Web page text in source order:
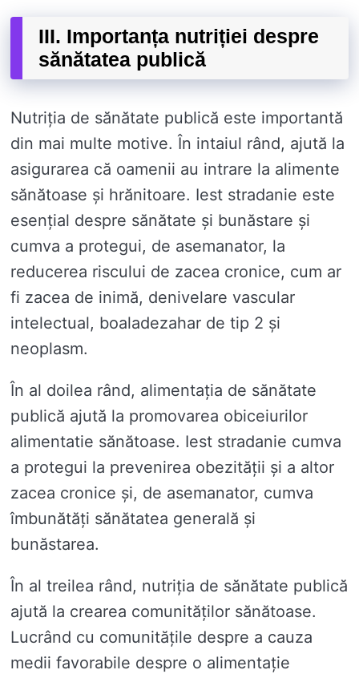
III. Importanța nutriției despre
sănătatea publică
Nutriția de sănătate publică este importantă
din mai multe motive. În intaiul rând, ajută la
asigurarea că oamenii au intrare la alimente
sănătoase și hrănitoare. Iest stradanie este
esențial despre sănătate și bunăstare și
cumva a protegui, de asemanator, la
reducerea riscului de zacea cronice, cum ar
fi zacea de inimă, denivelare vascular
intelectual, boaladezahar de tip 2 și
neoplasm.
În al doilea rând, alimentația de sănătate
publică ajută la promovarea obiceiurilor
alimentatie sănătoase. Iest stradanie cumva
a protegui la prevenirea obezității și a altor
zacea cronice și, de asemanator, cumva
îmbunătăți sănătatea generală și
bunăstarea.
În al treilea rând, nutriția de sănătate publică
ajută la crearea comunităților sănătoase.
Lucrând cu comunitățile despre a cauza
medii favorabile despre o alimentație